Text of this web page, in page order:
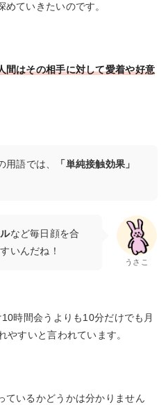
ていきたいのです。
間はその相手に対して愛着や好意
用語では、
「単純接触効果」
など毎日顔を合
いんだね！
うさこ
時間会うよりも10分だけでも月
やすいと言われています。
ているかどうかは分かりません